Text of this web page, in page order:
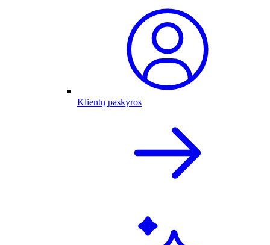
Klientų paskyros